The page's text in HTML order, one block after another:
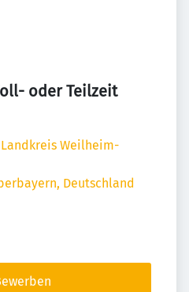
oder Teilzeit
Weilheim-
Deutschland